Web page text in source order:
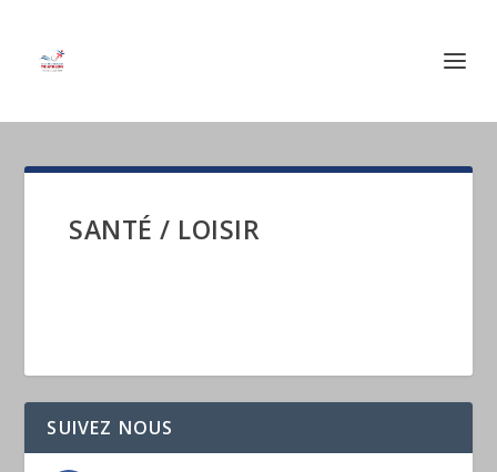
SANTÉ / LOISIR
SUIVEZ NOUS